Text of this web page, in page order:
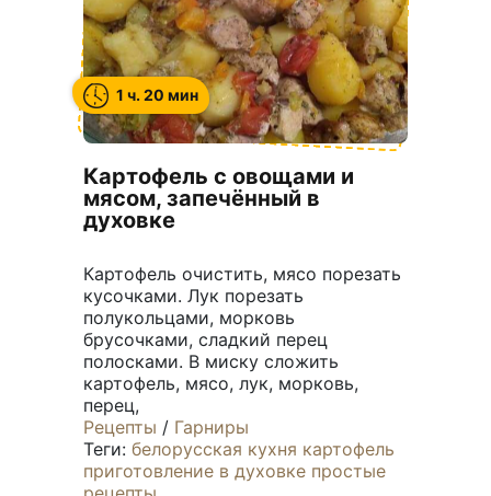
1 ч. 20 мин
Картофель с овощами и
мясом, запечённый в
духовке
Картофель очистить, мясо порезать
кусочками. Лук порезать
полукольцами, морковь
брусочками, сладкий перец
полосками. В миску сложить
картофель, мясо, лук, морковь,
перец,
Рецепты / Гарниры
Теги: белорусская кухня картофель
приготовление в духовке простые